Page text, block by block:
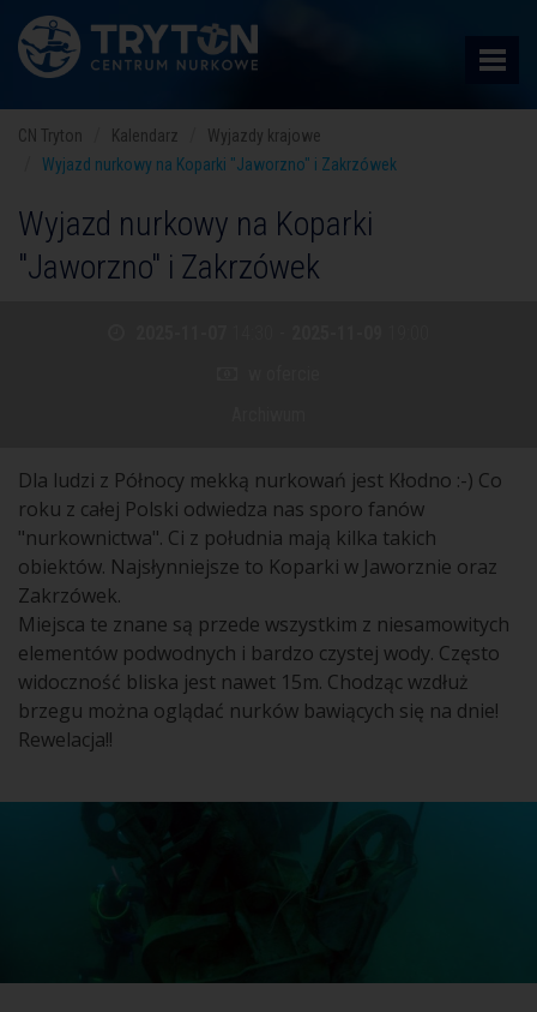
CN Tryton Kalendarz
Wyjazdy krajowe
Wyjazd nurkowy na Koparki "Jaworzno" i Zakrzówek
Wyjazd nurkowy na Koparki
"Jaworzno" i Zakrzówek
Dla ludzi z Północy mekką nurkowań jest Kłodno :-) Co
roku z całej Polski odwiedza nas sporo fanów
"nurkownictwa". Ci z południa mają kilka takich
obiektów. Najsłynniejsze to Koparki w Jaworznie oraz
Zakrzówek.
Miejsca te znane są przede wszystkim z niesamowitych
elementów podwodnych i bardzo czystej wody. Często
widoczność bliska jest nawet 15m. Chodząc wzdłuż
brzegu można oglądać nurków bawiących się na dnie!
Rewelacja!!